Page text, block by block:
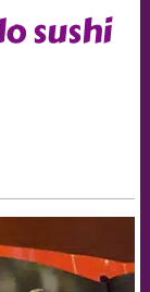
sushi